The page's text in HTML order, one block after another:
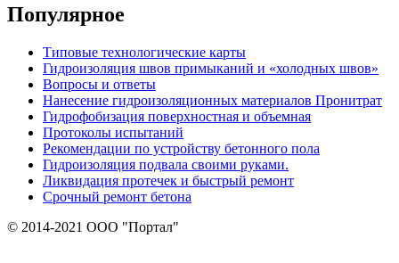
Популярное
Типовые технологические карты
Гидроизоляция швов примыканий и «холодных швов»
Вопросы и ответы
Нанесение гидроизоляционных материалов Пронитрат
Гидрофобизация поверхностная и объемная
Протоколы испытаний
Рекомендации по устройству бетонного пола
Гидроизоляция подвала своими руками.
Ликвидация протечек и быстрый ремонт
Срочный ремонт бетона
© 2014-2021 ООО "Портал"